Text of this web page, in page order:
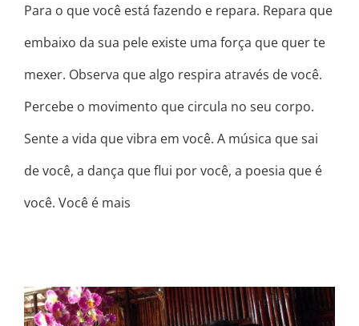
Para o que você está fazendo e repara. Repara que
embaixo da sua pele existe uma força que quer te
mexer. Observa que algo respira através de você.
Percebe o movimento que circula no seu corpo.
Sente a vida que vibra em você. A música que sai
de você, a dança que flui por você, a poesia que é
você. Você é mais